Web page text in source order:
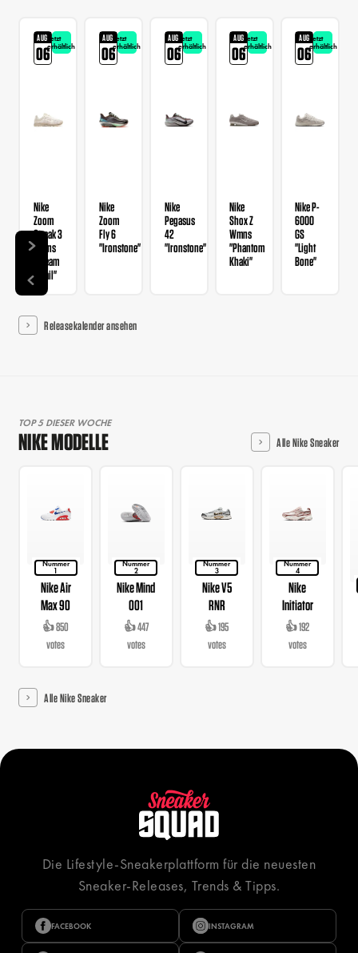
AUG
06
Jetzt
erhältlich
Nike
Zoom
Streak 3
Wmns
"Cream
II Sail"
AUG
06
Jetzt
erhältlich
Nike
Zoom
Fly 6
"Ironstone"
AUG
06
Jetzt
erhältlich
Nike
Pegasus
42
"Ironstone"
AUG
06
Jetzt
erhältlich
Nike
Shox Z
Wmns
"Phantom
Khaki"
AUG
06
Jetzt
erhältlich
Nike P-
6000
GS
"Light
Bone"
Releasekalender ansehen
TOP 5 DIESER WOCHE
NIKE MODELLE Alle Nike Sneaker
Nummer
1
Nike Air
Max 90
👍 850
votes
Nummer
2
Nike Mind
001
👍 447
votes
Nummer
3
Nike V5
RNR
👍 195
votes
Nummer
4
Nike
Initiator
👍 192
votes
Alle Nike Sneaker
Die Lifestyle-Sneakerplattform für die neuesten
Sneaker-Releases, Trends & Tipps.
FACEBOOK INSTAGRAM